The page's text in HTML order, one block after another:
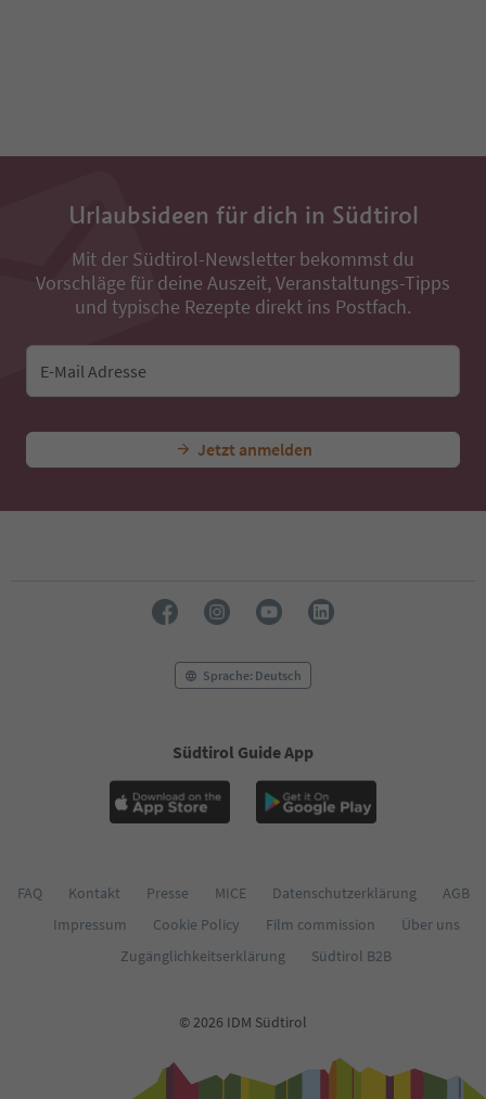
Urlaubsideen für dich in Südtirol
Mit der Südtirol-Newsletter bekommst du
Vorschläge für deine Auszeit, Veranstaltungs-Tipps
und typische Rezepte direkt ins Postfach.
E-Mail Adresse
Jetzt anmelden
Sprache: Deutsch
Südtirol Guide App
FAQ Kontakt Presse MICE Datenschutzerklärung
AGB
Impressum
Cookie Policy Film commission
Über uns
Zugänglichkeitserklärung
Südtirol B2B
© 2026 IDM Südtirol